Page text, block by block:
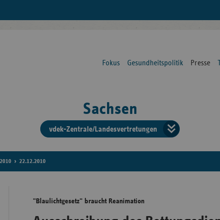
Fokus Gesundheitspolitik Presse
Sachsen
vdek-Zentrale/Landesvertretungen
der
2010 22.12.2010
"Blaulichtgesetz" braucht Reanimation